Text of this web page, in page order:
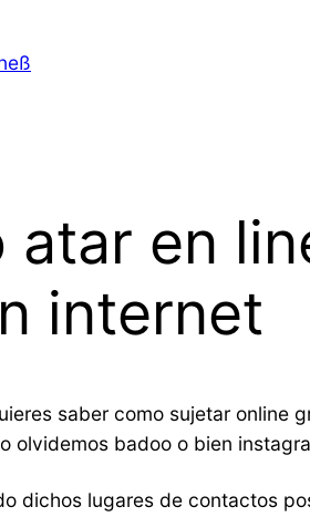
atar en
internet
saber como sujetar
olvidemos badoo o bien
dichos lugares de contactos